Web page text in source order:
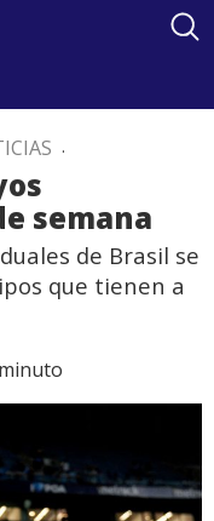
.
semana
de Brasil se
que tienen a
minuto